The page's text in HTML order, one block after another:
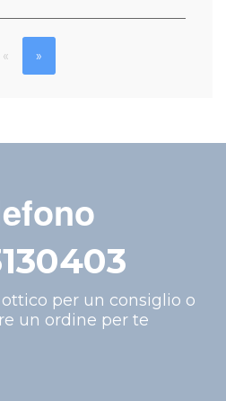
« »
per un consiglio o
un ordine per te